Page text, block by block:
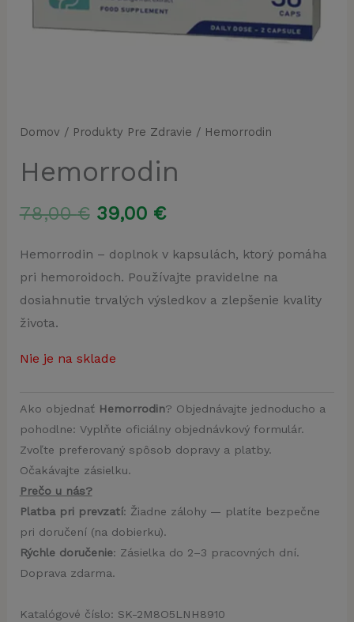
Domov / Produkty Pre Zdravie / Hemorrodin
Hemorrodin
78,00€ Pôvodná
cena
bola:
39,00 €Aktuálna
cena
je:
Hemorrodin – doplnok v kapsulách, ktorý pomáha
pri hemoroidoch. Používajte pravidelne na
dosiahnutie trvalých výsledkov a zlepšenie kvality
života.
Nie je na sklade
Ako objednať Hemorrodin? Objednávajte jednoducho a
pohodlne: Vyplňte oficiálny objednávkový formulár.
Zvoľte preferovaný spôsob dopravy a platby.
Očakávajte zásielku.
Prečo u nás?
Platba pri prevzatí: Žiadne zálohy — platíte bezpečne
pri doručení (na dobierku).
Rýchle doručenie: Zásielka do 2–3 pracovných dní.
Doprava zdarma.
Katalógové číslo: SK-2M8O5LNH8910